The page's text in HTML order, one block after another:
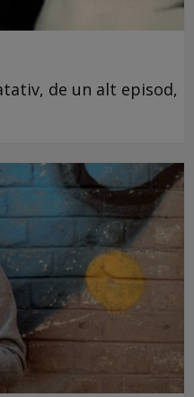
de un alt episod,